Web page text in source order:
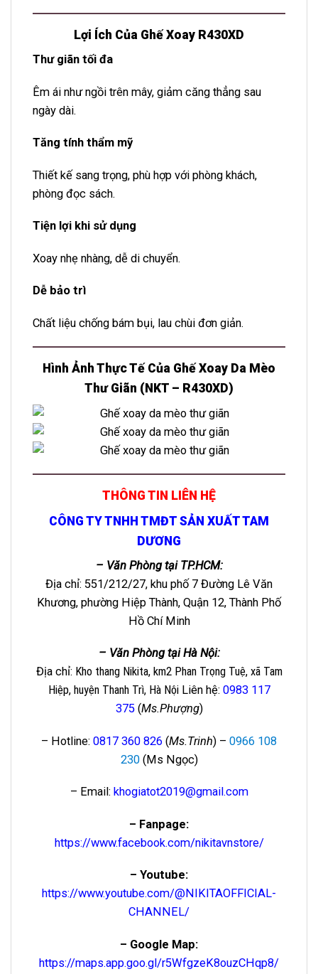
Lợi Ích Của Ghế Xoay R430XD
Thư giãn tối đa
Êm ái như ngồi trên mây, giảm căng thẳng sau
ngày dài.
Tăng tính thẩm mỹ
Thiết kế sang trọng, phù hợp với phòng khách,
phòng đọc sách.
Tiện lợi khi sử dụng
Xoay nhẹ nhàng, dễ di chuyển.
Dễ bảo trì
Chất liệu chống bám bụi, lau chùi đơn giản.
Hình Ảnh Thực Tế Của Ghế Xoay Da Mèo
Thư Giãn (NKT – R430XD)
THÔNG TIN LIÊN HỆ
CÔNG TY TNHH TMĐT SẢN XUẤT TAM
DƯƠNG
– Văn Phòng tại TP.HCM:
Địa chỉ: 551/212/27, khu phố 7 Đường Lê Văn
Khương, phường Hiệp Thành, Quận 12, Thành Phố
Hồ Chí Minh
– Văn Phòng tại Hà Nội:
Địa chỉ: Kho thang Nikita, km2 Phan Trọng Tuệ, xã Tam
Hiệp, huyện Thanh Trì, Hà Nội Liên hệ: 0983 117
375(Ms.Phượng)
– Hotline: 0817 360 826 (Ms.Trinh) – 0966 108
230(Ms Ngọc)
– Email: khogiatot2019@gmail.com
– Fanpage:
https://www.facebook.com/nikitavnstore/
– Youtube:
https://www.youtube.com/@NIKITAOFFICIAL-
CHANNEL/
– Google Map:
https://maps.app.goo.gl/r5WfgzeK8ouzCHqp8/